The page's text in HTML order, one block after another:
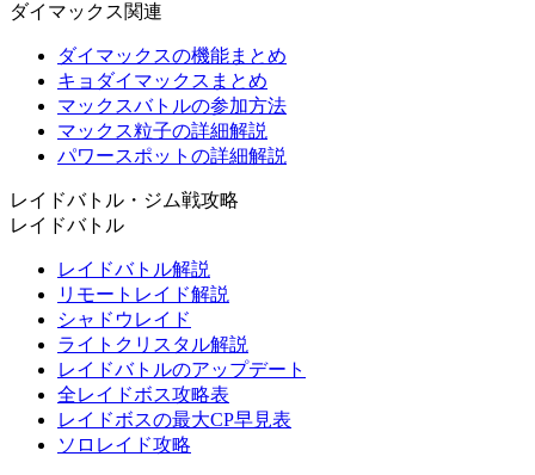
ダイマックス関連
ダイマックスの機能まとめ
キョダイマックスまとめ
マックスバトルの参加方法
マックス粒子の詳細解説
パワースポットの詳細解説
レイドバトル・ジム戦攻略
レイドバトル
レイドバトル解説
リモートレイド解説
シャドウレイド
ライトクリスタル解説
レイドバトルのアップデート
全レイドボス攻略表
レイドボスの最大CP早見表
ソロレイド攻略